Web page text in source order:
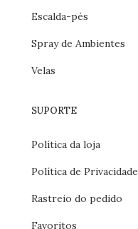
Escalda-pés
Spray de Ambientes
Velas
SUPORTE
Política da loja
Política de Privacidade
Rastreio do pedido
Favoritos